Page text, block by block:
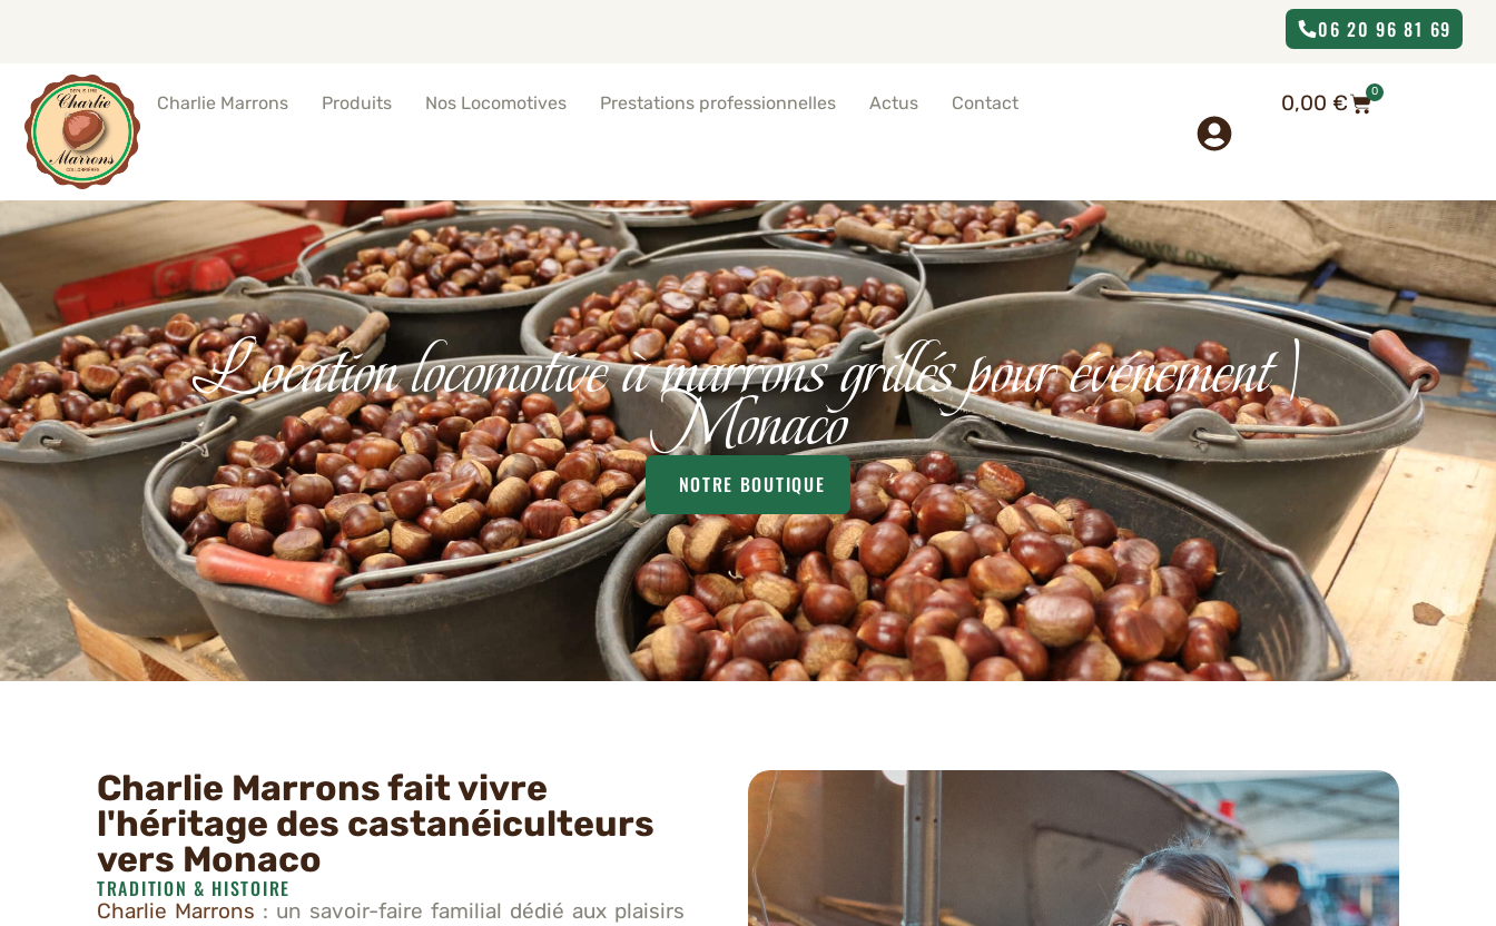
06 20 96 81 69
Charlie Marrons Produits Nos Locomotives Prestations professionnelles Actus Contact 0,00€ 0
Location locomotive à marrons grillés pour événement |
Monaco
NOTRE BOUTIQUE
Charlie Marrons fait vivre
l'héritage des castanéiculteurs
vers Monaco
TRADITION & HISTOIRE
Charlie Marrons : un savoir-faire familial dédié aux plaisirs